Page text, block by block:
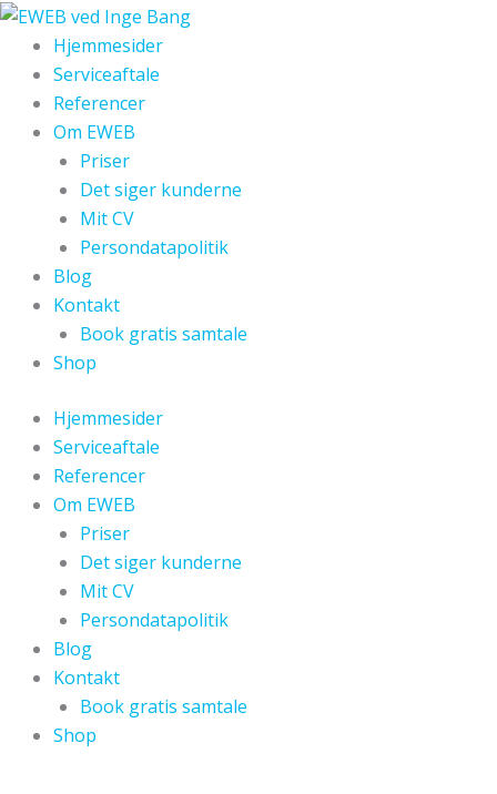
Gå
indholdet
Hjemmesider
Serviceaftale
Referencer
Om EWEB
Priser
Det siger kunderne
Mit CV
Persondatapolitik
Blog
Kontakt
Book gratis samtale
Shop
Hjemmesider
Serviceaftale
Referencer
Om EWEB
Priser
Det siger kunderne
Mit CV
Persondatapolitik
Blog
Kontakt
Book gratis samtale
Shop